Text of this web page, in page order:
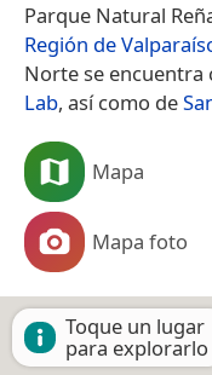
Parque Natural
Región de
Norte se encuentra
Lab, así como de
Mapa
Mapa foto
Toque un lugar
para explorarlo